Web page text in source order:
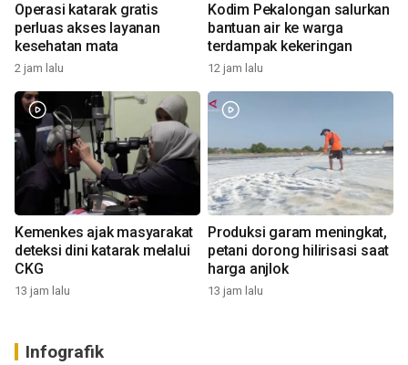
Operasi katarak gratis
perluas akses layanan
kesehatan mata
2 jam lalu
Kodim Pekalongan salurkan
bantuan air ke warga
terdampak kekeringan
12 jam lalu
Kemenkes ajak masyarakat
deteksi dini katarak melalui
CKG
13 jam lalu
Produksi garam meningkat,
petani dorong hilirisasi saat
harga anjlok
13 jam lalu
Infografik